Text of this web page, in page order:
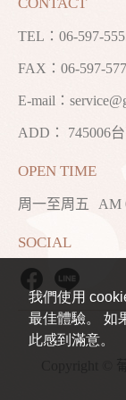
我們使用
最佳體驗。 如
此感到滿意。
TEL： 06-597-
FAX：06-597-
E-mail：
ADD： 745006
OPEN TIME
周一至周五 AM
SOCIAL